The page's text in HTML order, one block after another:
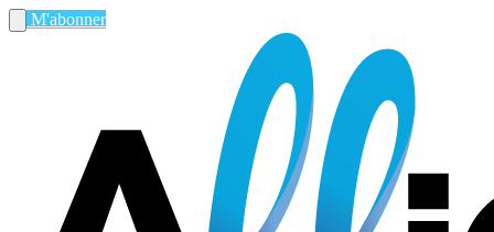
M'abonner